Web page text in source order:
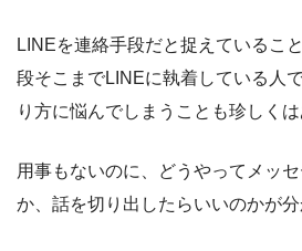
LINEを連絡手段だと捉えているこ
段そこまでLINEに執着している人
り方に悩んでしまうことも珍しくは
用事もないのに、どうやってメッ
か、話を切り出したらいいのかが分